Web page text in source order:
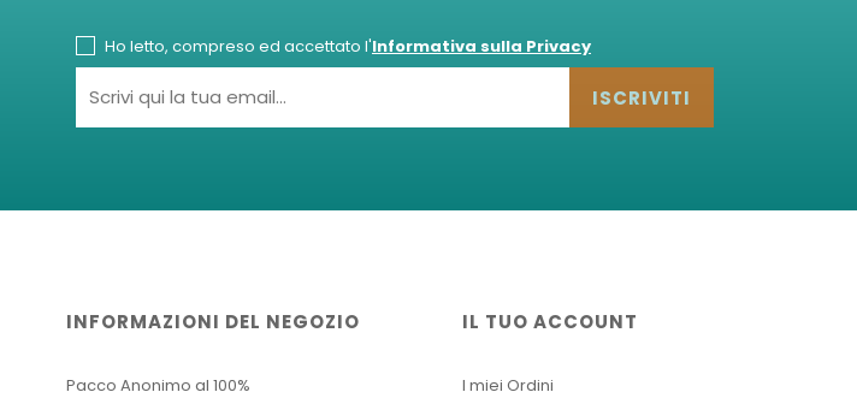
Ho letto, compreso ed accettato l'Informativa sulla Privacy
ISCRIVITI
INFORMAZIONI DEL NEGOZIO
Pacco Anonimo al 100%
IL TUO ACCOUNT
I miei Ordini